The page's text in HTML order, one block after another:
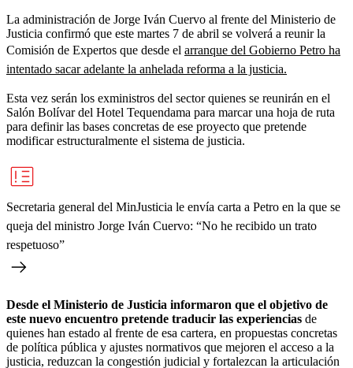
La administración de Jorge Iván Cuervo al frente del Ministerio de
Justicia confirmó que este martes 7 de abril se volverá a reunir la
Comisión de Expertos que desde el arranque del Gobierno Petro ha
intentado sacar adelante la anhelada reforma a la justicia.
Esta vez serán los exministros del sector quienes se reunirán en el
Salón Bolívar del Hotel Tequendama para marcar una hoja de ruta
para definir las bases concretas de ese proyecto que pretende
modificar estructuralmente el sistema de justicia.
Secretaria general del MinJusticia le envía carta a Petro en la que se
queja del ministro Jorge Iván Cuervo: “No he recibido un trato
respetuoso”
Desde el Ministerio de Justicia informaron que el objetivo de
este nuevo encuentro pretende traducir las experiencias de
quienes han estado al frente de esa cartera, en propuestas concretas
de política pública y ajustes normativos que mejoren el acceso a la
justicia, reduzcan la congestión judicial y fortalezcan la articulación